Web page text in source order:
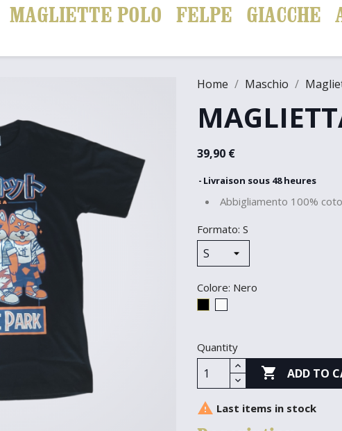
MAGLIETTE POLO FELPE GIACCHE
Home Maschio
39,90 €
Livraison sous 48 heures
Abbigliamento 100%
Formato: S
Colore: Nero
Quantity
 ADD TO
 Last items in stock